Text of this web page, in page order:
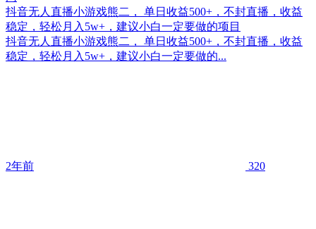
抖音无人直播小游戏熊二， 单日收益500+，不封直播，收益
稳定，轻松月入5w+，建议小白一定要做的项目
抖音无人直播小游戏熊二， 单日收益500+，不封直播，收益
稳定，轻松月入5w+，建议小白一定要做的...
2年前 320